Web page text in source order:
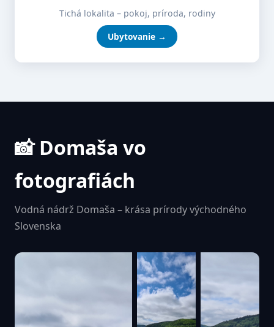
Tichá lokalita – pokoj, príroda, rodiny
Ubytovanie →
📸 Domaša vo
fotografiách
Vodná nádrž Domaša – krása prírody východného
Slovenska